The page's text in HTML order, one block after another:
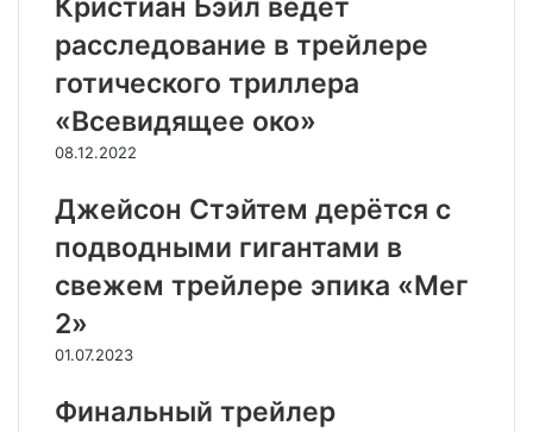
Кристиан Бэйл ведёт
расследование в трейлере
готического триллера
«Всевидящее око»
08.12.2022
Джейсон Стэйтем дерётся с
подводными гигантами в
свежем трейлере эпика «Мег
2»
01.07.2023
Финальный трейлер